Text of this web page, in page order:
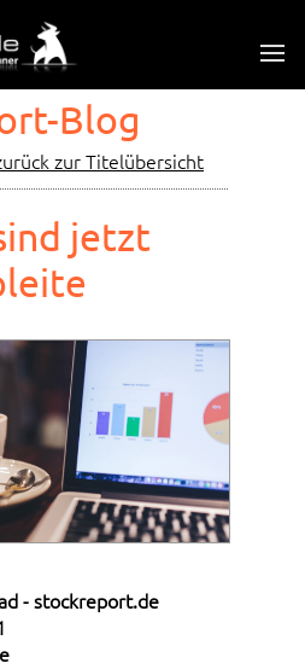
Blog
zur Titelübersicht
jetzt
- stockreport.de